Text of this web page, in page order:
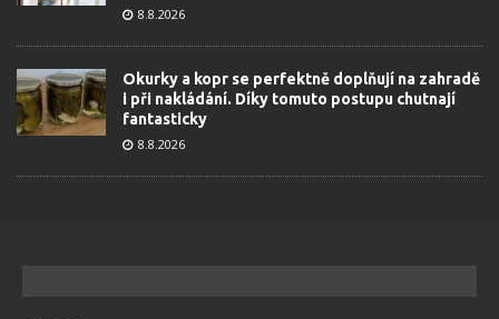
8.8.2026
Okurky a kopr se perfektně doplňují na zahradě
i při nakládání. Díky tomuto postupu chutnají
fantasticky
8.8.2026